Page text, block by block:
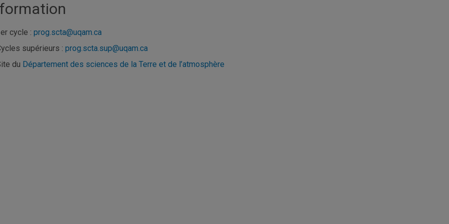
cycle : prog.scta@uqam.ca
supérieurs : prog.scta.sup@uqam.ca
du Département des sciences de la Terre et de l’atmosphère